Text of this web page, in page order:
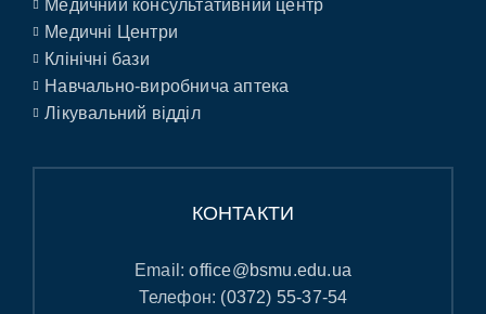
Медичний консультативний центр
Медичні Центри
Клінічні бази
Навчально-виробнича аптека
Лікувальний відділ
КОНТАКТИ
Email:office@bsmu.edu.ua
Телефон: (0372) 55-37-54